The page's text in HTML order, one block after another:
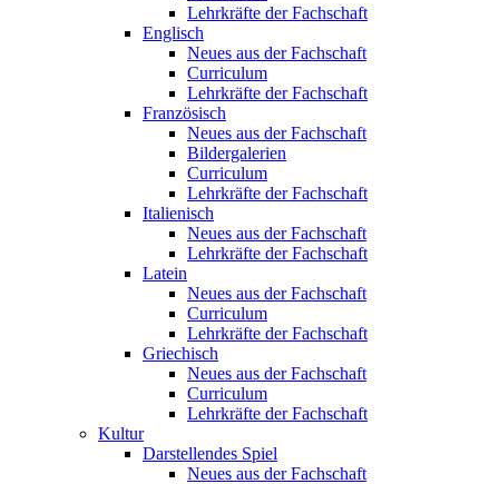
Lehrkräfte der Fachschaft
Englisch
Neues aus der Fachschaft
Curriculum
Lehrkräfte der Fachschaft
Französisch
Neues aus der Fachschaft
Bildergalerien
Curriculum
Lehrkräfte der Fachschaft
Italienisch
Neues aus der Fachschaft
Lehrkräfte der Fachschaft
Latein
Neues aus der Fachschaft
Curriculum
Lehrkräfte der Fachschaft
Griechisch
Neues aus der Fachschaft
Curriculum
Lehrkräfte der Fachschaft
Kultur
Darstellendes Spiel
Neues aus der Fachschaft